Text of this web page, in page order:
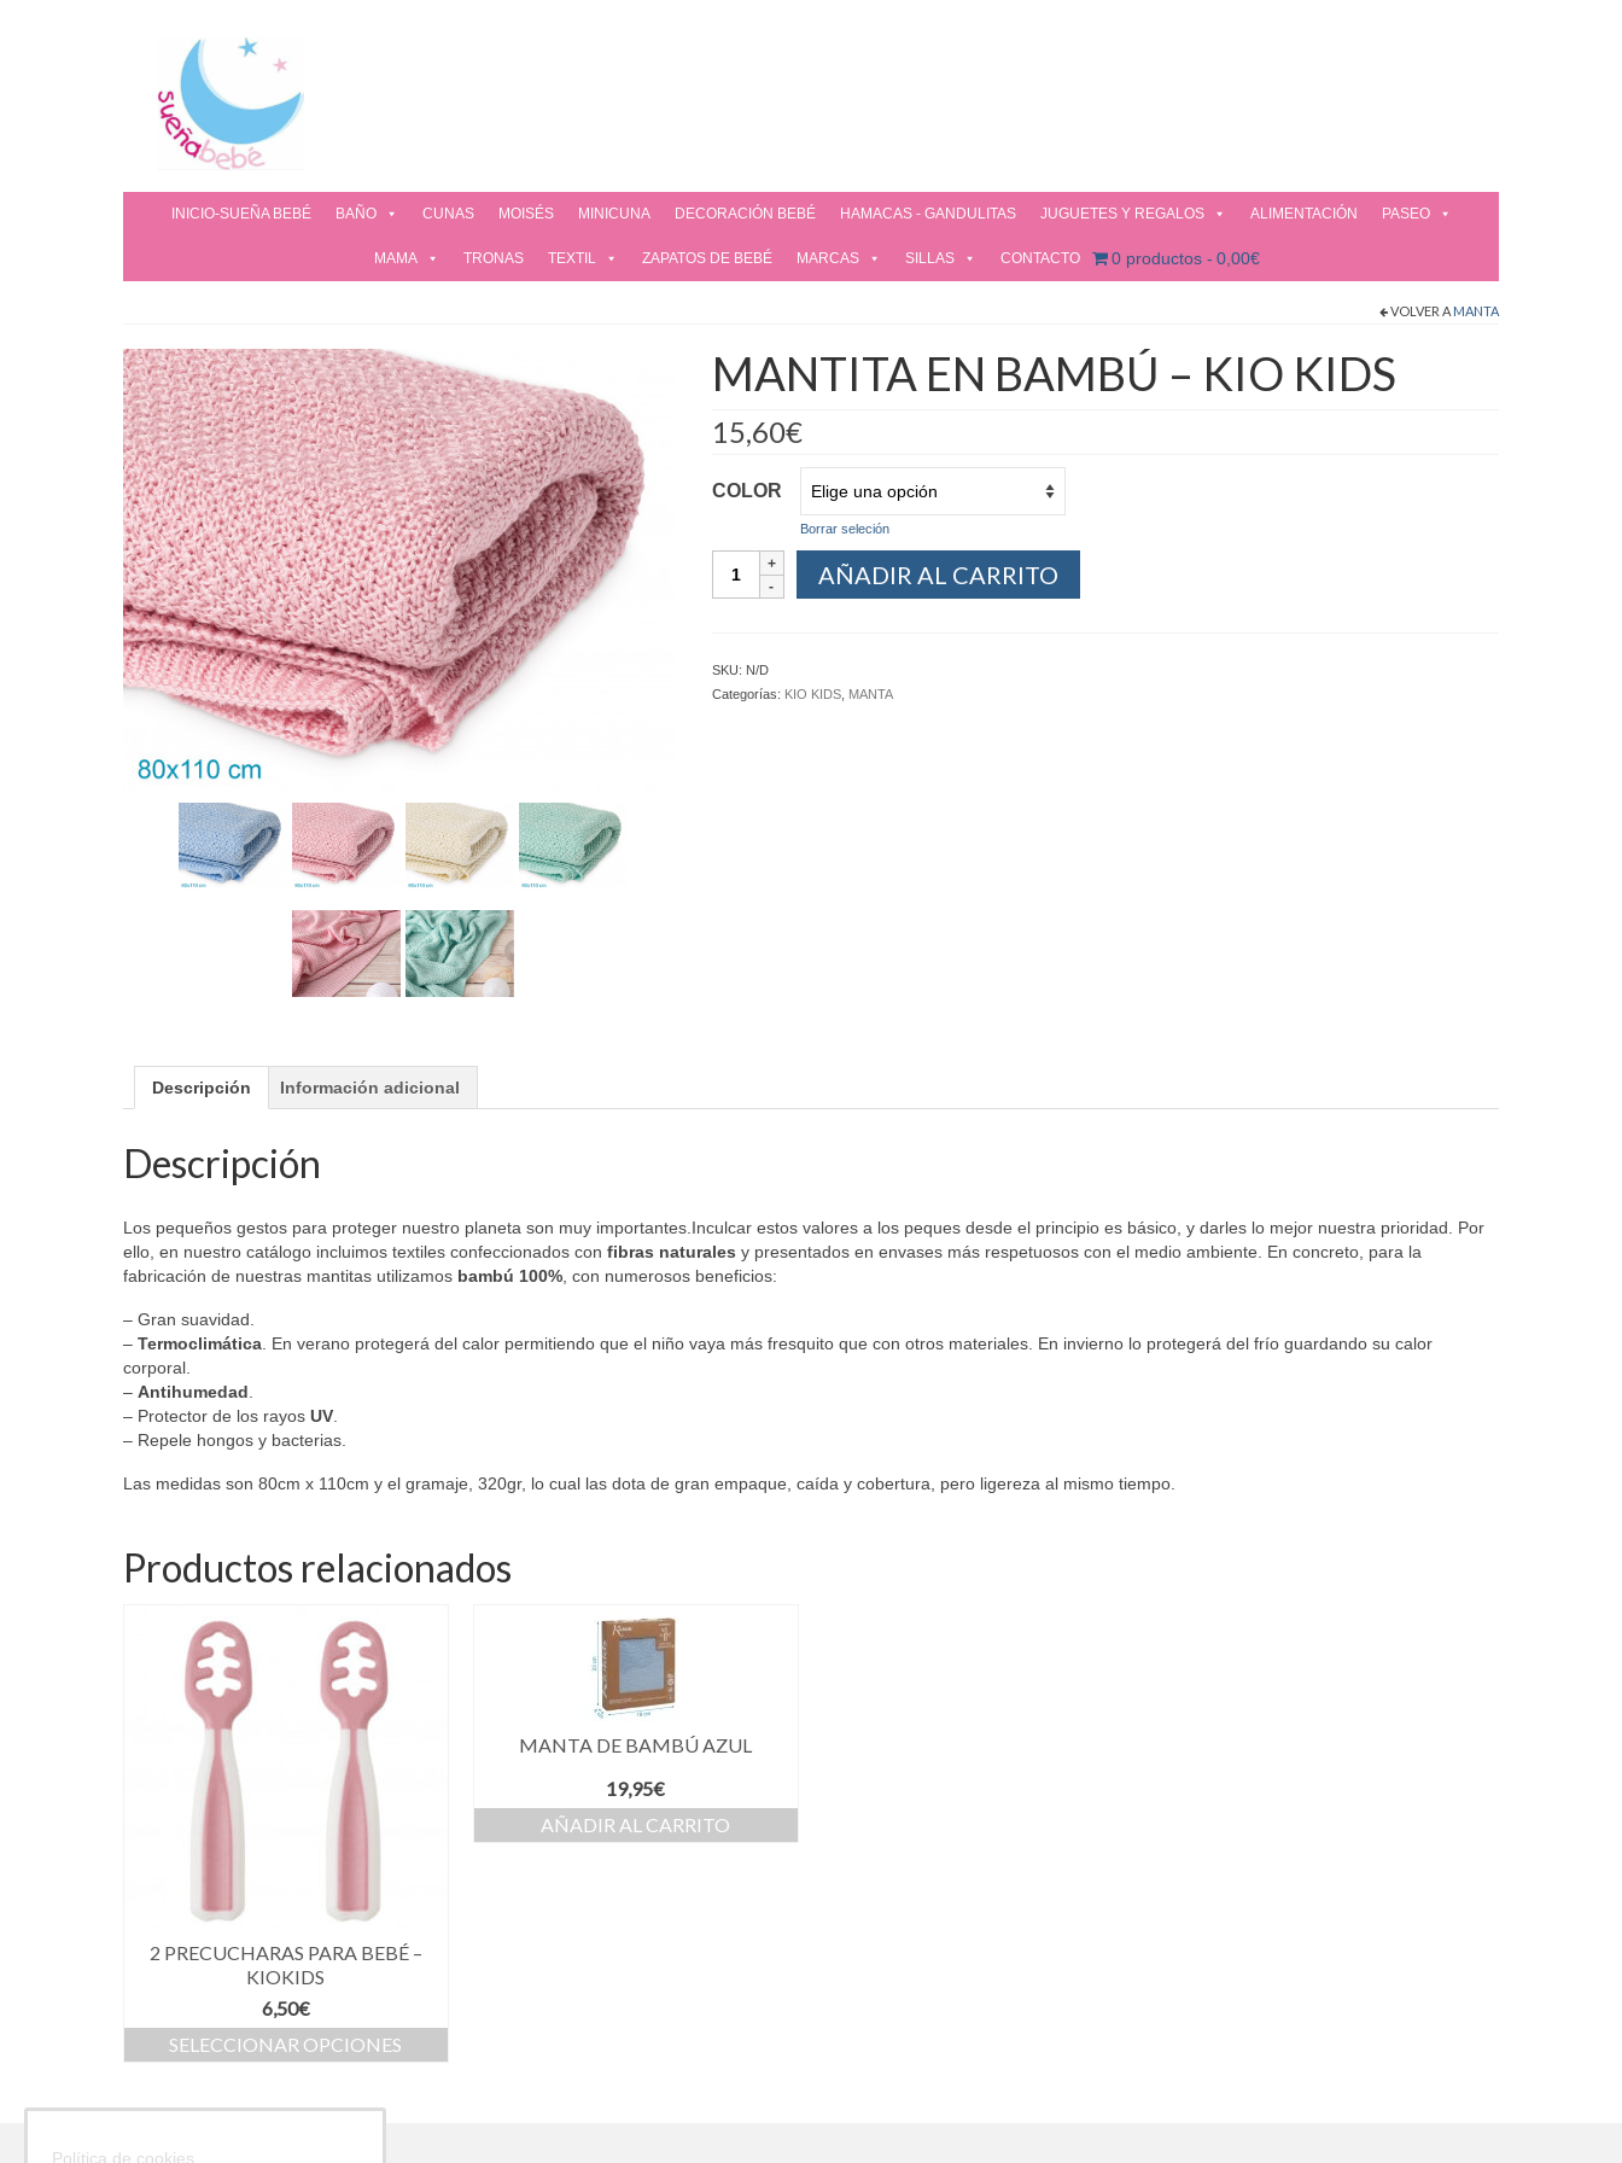
INICIO-SUEÑA BEBÉ BAÑO CUNAS MOISÉS MINICUNA DECORACIÓN BEBÉ HAMACAS - GANDULITAS JUGUETES Y REGALOS ALIMENTACIÓN PASEO
MAMA TRONAS TEXTIL ZAPATOS DE BEBÉ MARCAS SILLAS CONTACTO 0 productos 0,00€
VOLVER A MANTA
MANTITA EN BAMBÚ – KIO KIDS
15,60€
COLOR
Borrar seleción
AÑADIR AL CARRITO
SKU: N/D
Categorías: KIO KIDS, MANTA
Descripción Información adicional
Descripción
Los pequeños gestos para proteger nuestro planeta son muy importantes.Inculcar estos valores a los peques desde el principio es básico, y darles lo mejor nuestra prioridad. Por
ello, en nuestro catálogo incluimos textiles confeccionados con fibras naturales y presentados en envases más respetuosos con el medio ambiente. En concreto, para la
fabricación de nuestras mantitas utilizamos bambú 100%, con numerosos beneficios:
– Gran suavidad.
– Termoclimática. En verano protegerá del calor permitiendo que el niño vaya más fresquito que con otros materiales. En invierno lo protegerá del frío guardando su calor
corporal.
– Antihumedad.
– Protector de los rayos UV.
– Repele hongos y bacterias.
Las medidas son 80cm x 110cm y el gramaje, 320gr, lo cual las dota de gran empaque, caída y cobertura, pero ligereza al mismo tiempo.
Productos relacionados
2 PRECUCHARAS PARA BEBÉ –
KIOKIDS
6,50€
SELECCIONAR OPCIONES
MANTA DE BAMBÚ AZUL
19,95€
AÑADIR AL CARRITO
Política de cookies